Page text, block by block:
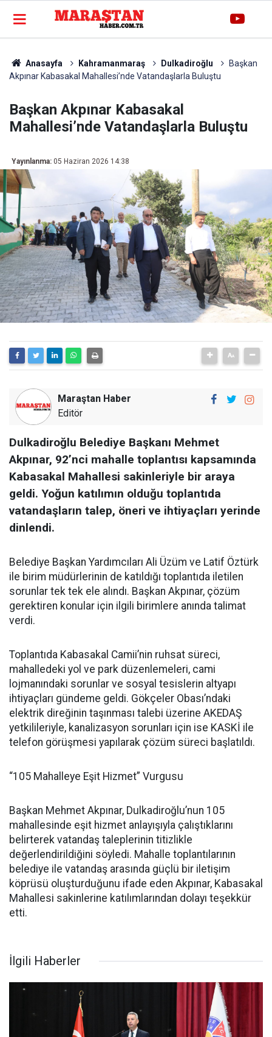
Anasayfa Kahramanmaraş Dulkadiroğlu
Başkan
Akpınar Kabasakal Mahallesi’nde Vatandaşlarla Buluştu
Başkan Akpınar Kabasakal
Mahallesi’nde Vatandaşlarla Buluştu
Yayınlanma: 05 Haziran 2026 14:38
Maraştan Haber
Editör
Dulkadiroğlu Belediye Başkanı Mehmet
Akpınar, 92’nci mahalle toplantısı kapsamında
Kabasakal Mahallesi sakinleriyle bir araya
geldi. Yoğun katılımın olduğu toplantıda
vatandaşların talep, öneri ve ihtiyaçları yerinde
dinlendi.
Belediye Başkan Yardımcıları Ali Üzüm ve Latif Öztürk
ile birim müdürlerinin de katıldığı toplantıda iletilen
sorunlar tek tek ele alındı. Başkan Akpınar, çözüm
gerektiren konular için ilgili birimlere anında talimat
verdi.
Toplantıda Kabasakal Camii’nin ruhsat süreci,
mahalledeki yol ve park düzenlemeleri, cami
lojmanındaki sorunlar ve sosyal tesislerin altyapı
ihtiyaçları gündeme geldi. Gökçeler Obası’ndaki
elektrik direğinin taşınması talebi üzerine AKEDAŞ
yetkilileriyle, kanalizasyon sorunları için ise KASKİ ile
telefon görüşmesi yapılarak çözüm süreci başlatıldı.
“105 Mahalleye Eşit Hizmet” Vurgusu
Başkan Mehmet Akpınar, Dulkadiroğlu’nun 105
mahallesinde eşit hizmet anlayışıyla çalıştıklarını
belirterek vatandaş taleplerinin titizlikle
değerlendirildiğini söyledi. Mahalle toplantılarının
belediye ile vatandaş arasında güçlü bir iletişim
köprüsü oluşturduğunu ifade eden Akpınar, Kabasakal
Mahallesi sakinlerine katılımlarından dolayı teşekkür
etti.
İlgili Haberler